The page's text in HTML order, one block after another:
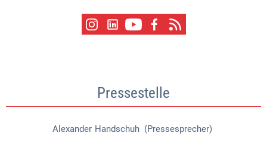
Pressestelle
Alexander Handschuh (Pressesprecher)
Alexander Handschuh